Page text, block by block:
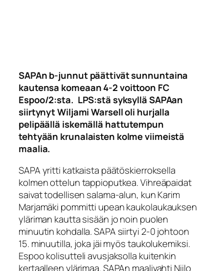
SAPAn b-junnut päättivät sunnuntaina
kautensa komeaan 4-2 voittoon FC
Espoo/2:sta. LPS:stä syksyllä SAPAan
siirtynyt Wiljami Warsell oli hurjalla
pelipäällä iskemällä hattutempun
tehtyään krunalaisten kolme viimeistä
maalia.
SAPA yritti katkaista päätöskierroksella
kolmen ottelun tappioputkea. Vihreäpaidat
saivat todellisen salama-alun, kun Karim
Marjamäki pommitti upean kaukolaukauksen
yläriman kautta sisään jo noin puolen
minuutin kohdalla. SAPA siirtyi 2-0 johtoon
15. minuutilla, joka jäi myös taukolukemiksi.
Espoo kolisutteli avusjaksolla kuitenkin
kertaalleen ylärimaa. SAPAn maalivahti Niilo